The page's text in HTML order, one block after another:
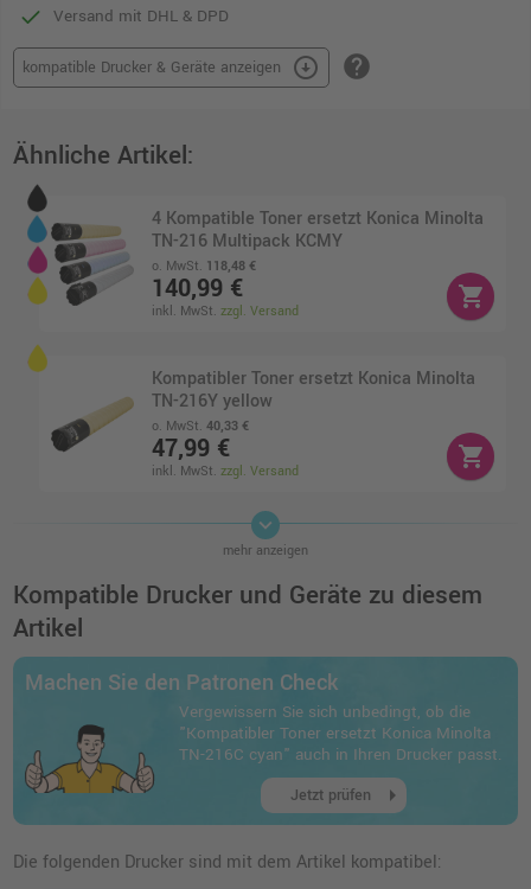
Versand mit DHL & DPD
kompatible Drucker & Geräte anzeigen arrow_circle_down help
Ähnliche Artikel:
4 Kompatible Toner ersetzt Konica Minolta
TN-216 Multipack KCMY
o. MwSt. 118,48 €
140,99 €
inkl. MwSt.zzgl. Versand
shopping_cart
Kompatibler Toner ersetzt Konica Minolta
TN-216Y yellow
o. MwSt.40,33 €
47,99 €
inkl. MwSt.zzgl. Versand
shopping_cart
Kompatibler Toner ersetzt Konica Minolta
TN-216K schwarz
o. MwSt.29,40 €
34,99 €
Kompatibler Toner ersetzt Konica Minolta
TN-216M magenta
o. MwSt.17,92 €
21,32 €
inkl. MwSt. zzgl. Versand
keyboard_arrow_down
mehr anzeigen
Kompatible Drucker und Geräte zu diesem
Artikel
Machen Sie den Patronen Check
Vergewissern Sie sich unbedingt, ob die
"Kompatibler Toner ersetzt Konica Minolta
TN-216C cyan" auch in Ihren Drucker passt.
Jetzt prüfen arrow_right
Die folgenden Drucker sind mit dem Artikel kompatibel: